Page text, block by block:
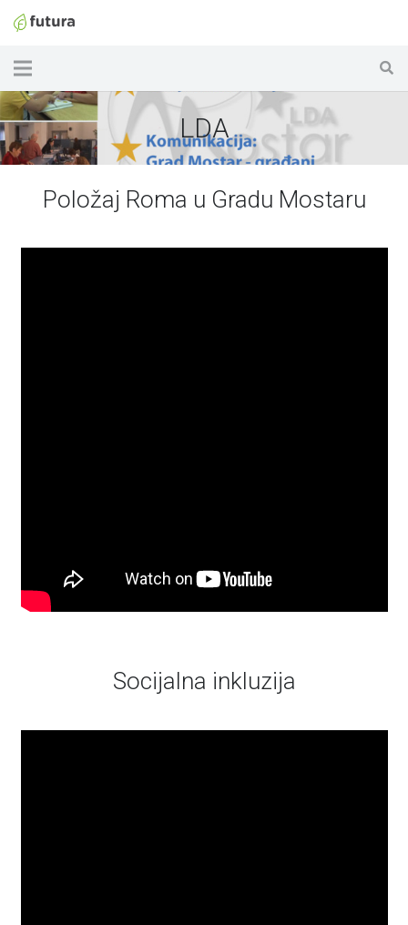
LDA
Položaj Roma u Gradu Mostaru
Socijalna inkluzija